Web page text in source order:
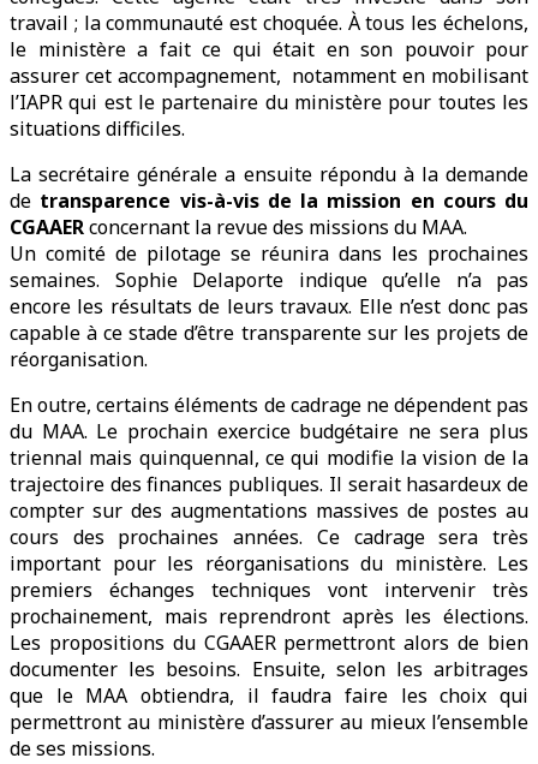
travail ; la communauté est choquée. À tous les échelons,
le ministère a fait ce qui était en son pouvoir pour
assurer cet accompagnement, notamment en mobilisant
l’IAPR qui est le partenaire du ministère pour toutes les
situations difficiles.
La secrétaire générale a ensuite répondu à la demande
de transparence vis-à-vis de la mission en cours du
CGAAERconcernant la revue des missions du MAA.
Un comité de pilotage se réunira dans les prochaines
semaines. Sophie Delaporte indique qu’elle n’a pas
encore les résultats de leurs travaux. Elle n’est donc pas
capable à ce stade d’être transparente sur les projets de
réorganisation.
En outre, certains éléments de cadrage ne dépendent pas
du MAA. Le prochain exercice budgétaire ne sera plus
triennal mais quinquennal, ce qui modifie la vision de la
trajectoire des finances publiques. Il serait hasardeux de
compter sur des augmentations massives de postes au
cours des prochaines années. Ce cadrage sera très
important pour les réorganisations du ministère. Les
premiers échanges techniques vont intervenir très
prochainement, mais reprendront après les élections.
Les propositions du CGAAER permettront alors de bien
documenter les besoins. Ensuite, selon les arbitrages
que le MAA obtiendra, il faudra faire les choix qui
permettront au ministère d’assurer au mieux l’ensemble
de ses missions.